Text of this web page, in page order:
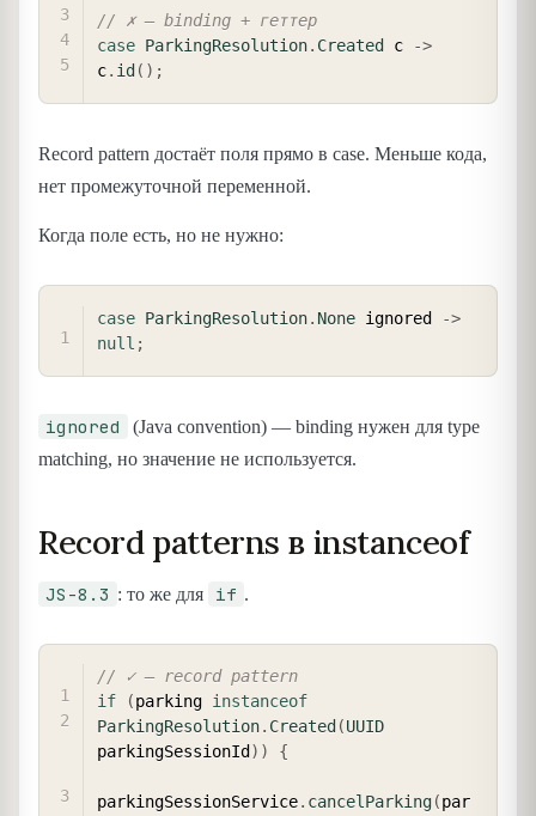
// ✗ — binding + геттер
case ParkingResolution. Created c
->
c. id ( ) ;
Record pattern достаёт поля прямо в case. Меньше кода,
нет промежуточной переменной.
Когда поле есть, но не нужно:
case ParkingResolution. None ignored
->
null ;
ignored
(Java convention) — binding нужен для type
matching, но значение не используется.
Record patterns в instanceof
JS-8.3 : то же для if .
// ✓ — record pattern
if
(parking instanceof
ParkingResolution. Created (UUID
parkingSessionId ) ) {
parkingSessionService. cancelParking(par